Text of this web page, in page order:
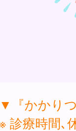
▼『かかり
診療時間､